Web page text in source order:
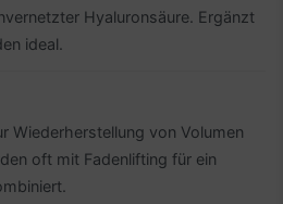
Hyaluronsäure. Ergänzt
ideal.
Wiederherstellung von Volumen
oft mit Fadenlifting für ein